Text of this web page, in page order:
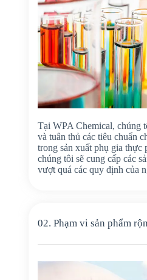
Tại WPA Chemical, chúng
và tuân thủ các tiêu chuẩn
trong sản xuất phụ gia thực
chúng tôi sẽ cung cấp các
vượt quá các quy định của
02. Phạm vi sản phẩm